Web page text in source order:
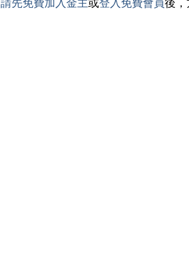
請先免費加入金主或登入免費會員後，